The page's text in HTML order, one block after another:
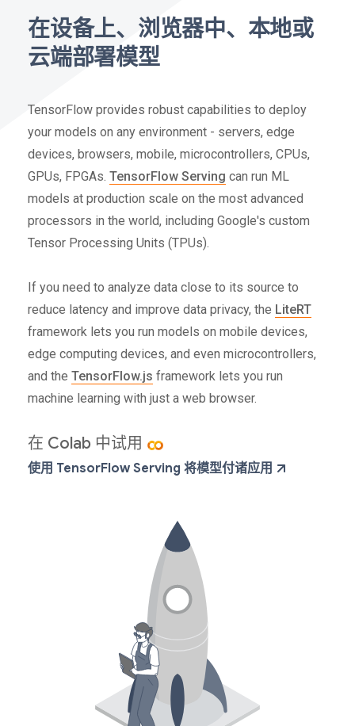
在设备上、浏览器中、本地或
云端部署模型
TensorFlow provides robust capabilities to deploy
your models on any environment - servers, edge
devices, browsers, mobile, microcontrollers, CPUs,
GPUs, FPGAs. TensorFlow Serving can run ML
models at production scale on the most advanced
processors in the world, including Google's custom
Tensor Processing Units (TPUs).
If you need to analyze data close to its source to
reduce latency and improve data privacy, the LiteRT
framework lets you run models on mobile devices,
edge computing devices, and even microcontrollers,
and the TensorFlow.js framework lets you run
machine learning with just a web browser.
在 Colab 中试用
使用 TensorFlow Serving 将模型付诸应用